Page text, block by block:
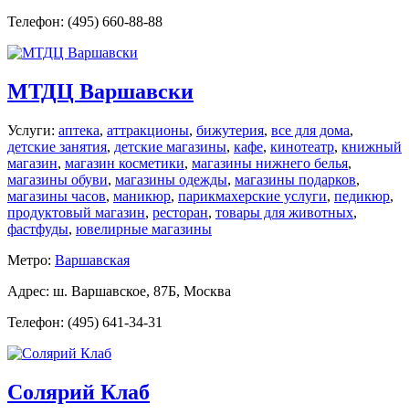
Телефон: (495) 660-88-88
МТДЦ Варшавски
Услуги: аптека, аттракционы, бижутерия, все для дома,
детские занятия, детские магазины, кафе, кинотеатр, книжный
магазин, магазин косметики, магазины нижнего белья,
магазины обуви, магазины одежды, магазины подарков,
магазины часов, маникюр, парикмахерские услуги, педикюр,
продуктовый магазин, ресторан, товары для животных,
фастфуды, ювелирные магазины
Метро: Варшавская
Адрес: ш. Варшавское, 87Б, Москва
Телефон: (495) 641-34-31
Солярий Клаб